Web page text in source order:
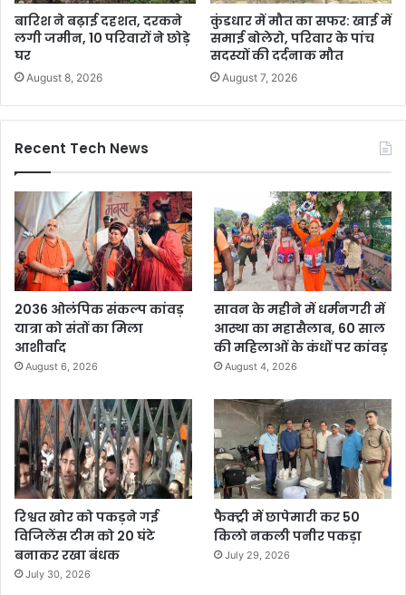
बारिश ने बढ़ाई दहशत, दरकने
लगी जमीन, 10 परिवारों ने छोड़े
घर
August 8, 2026
कुंडधार में मौत का सफर: खाई में
समाई बोलेरो, परिवार के पांच
सदस्यों की दर्दनाक मौत
August 7, 2026
Recent Tech News
2036 ओलंपिक संकल्प कांवड़
यात्रा को संतों का मिला
आशीर्वाद
August 6, 2026
सावन के महीने में धर्मनगरी में
आस्था का महासैलाब, 60 साल
की महिलाओं के कंधों पर कांवड़
August 4, 2026
रिश्वत खोर को पकड़ने गई
विजिलेंस टीम को 20 घंटे
बनाकर रखा बंधक
July 30, 2026
फैक्ट्री में छापेमारी कर 50
किलो नकली पनीर पकड़ा
July 29, 2026